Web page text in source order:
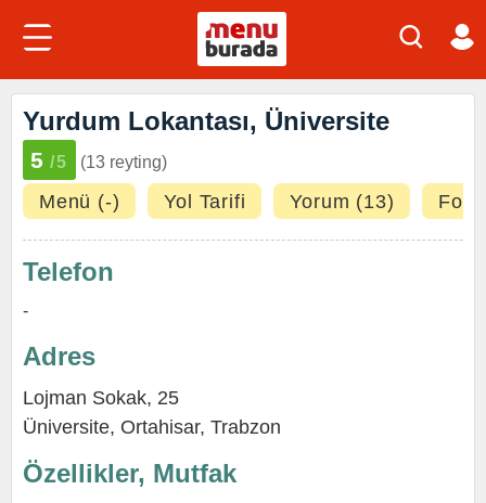
Yurdum Lokantası, Üniversite
5 /5 (13 reyting)
Menü (-) Yol Tarifi Yorum (13)
Telefon
-
Adres
Lojman Sokak, 25
Üniversite, Ortahisar, Trabzon
Özellikler, Mutfak